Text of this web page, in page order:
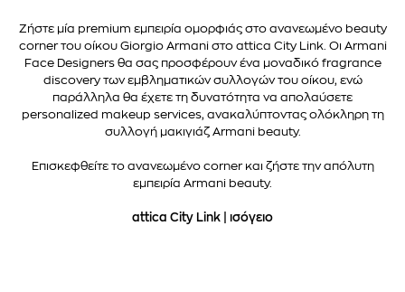
Ζήστε μία premium εμπειρία ομορφιάς στο ανανεωμένο beauty
cornerτου οίκου Giorgio Armani στο attica City Link. Οι Armani
Face Designers θα σας προσφέρουν ένα μοναδικό fragrance
discovery των εμβληματικών συλλογών του οίκου, ενώ
παράλληλα θα έχετε τη δυνατότητα να απολαύσετε
personalized makeup services, ανακαλύπτοντας ολόκληρη τη
συλλογή μακιγιάζ Armani beauty.
Επισκεφθείτε το ανανεωμένο corner και ζήστε την απόλυτη
εμπειρία Armani beauty.
attica City Link | ισόγειο